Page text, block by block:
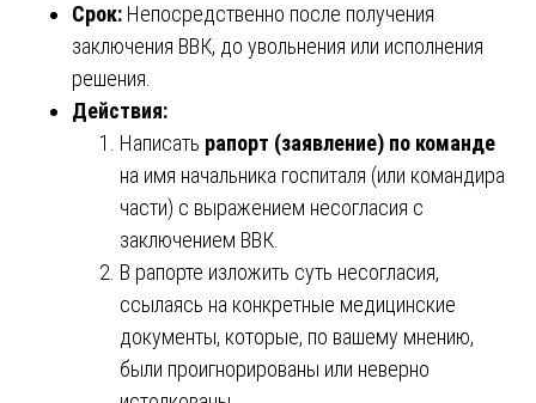
Срок: Непосредственно после получения
заключения ВВК, до увольнения или исполнения
решения.
Действия:
Написать рапорт (заявление) по команде
на имя начальника госпиталя (или командира
части) с выражением несогласия с
заключением ВВК.
В рапорте изложить суть несогласия,
ссылаясь на конкретные медицинские
документы, которые, по вашему мнению,
были проигнорированы или неверно